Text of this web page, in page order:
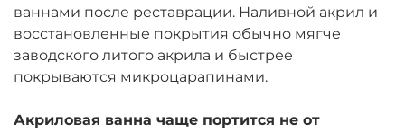
ваннами после реставрации. Наливной акрил и
восстановленные покрытия обычно мягче
заводского литого акрила и быстрее
покрываются микроцарапинами.
Акриловая ванна чаще портится не от